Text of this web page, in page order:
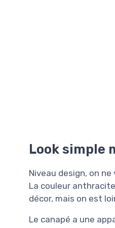
Look simple
Niveau design, on
La couleur
décor, mais on est
Le canapé a une